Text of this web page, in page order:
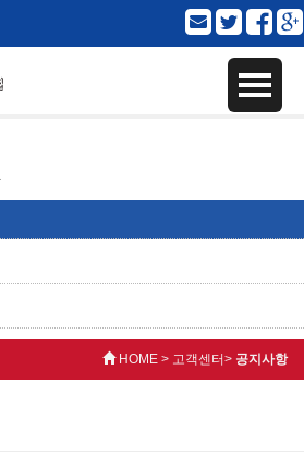
HOME > 고객센터> 공지사항